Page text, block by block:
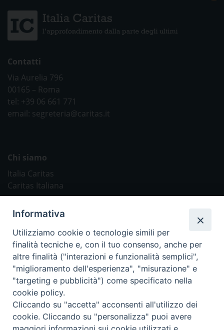
Contatti
Via Aurelia 796
00165 – Roma
tel: +39 06 661 771
email: segreteria@caritas.it
Chi siamo
Italia Caritas
Caritas Italiana
Caritas Internationalis
TV 2000
Inblu 2000
Avvenire
Sir
Scarp de’ Tenis
Informativa
Utilizziamo cookie o tecnologie simili per
finalità tecniche e, con il tuo consenso, anche per
altre finalità ("interazioni e funzionalità semplici",
"miglioramento dell'esperienza", "misurazione" e
"targeting e pubblicità") come specificato nella
cookie policy.
Cliccando su "accetta" acconsenti all'utilizzo dei
cookie. Cliccando su "personalizza" puoi avere